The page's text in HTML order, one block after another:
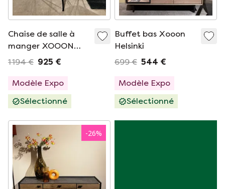
Chaise de salle à
manger XOOON
Mac (lot de 6)
1 194 € 925 €
Modèle Expo
Sélectionné
Buffet bas Xooon
Helsinki
699 € 544 €
Modèle Expo
Sélectionné
-26%